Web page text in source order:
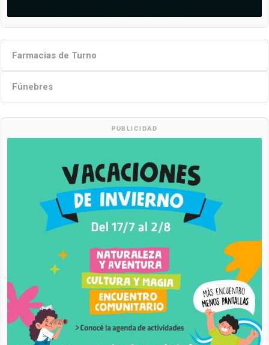
Farmacias de Turno
Fúnebres
PUBLICIDAD